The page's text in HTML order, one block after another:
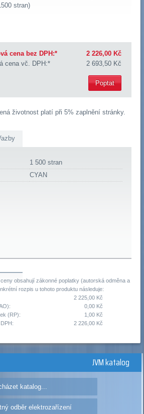
stran)
cena bez DPH:*
2 226,00 Kč
cena vč. DPH:*
2 693,50 Kč
Poptat
životnost platí při 5% zaplnění stránky.
1 500 stran
CYAN
obsahují zákonné poplatky (autorská odměna a
rozpis u tohoto produktu následuje:
2 225,00 Kč
0,00 Kč
(RP):
1,00 Kč
2 226,00 Kč
JVM katalog
katalog...
odběr elektrozařízení